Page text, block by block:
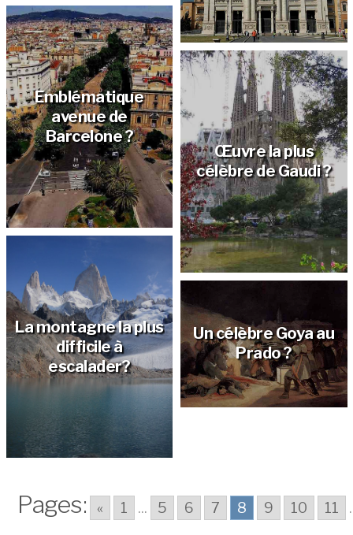
Emblématique
avenue de
Barcelone ?
Œuvre la plus
célèbre de Gaudi ?
La montagne la plus
difficile à
escalader?
Un célèbre Goya au
Prado ?
Pages: « 1 ... 5 6 7 8 9 10 11